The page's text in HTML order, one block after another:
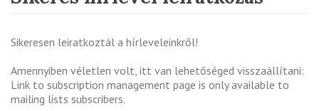
Sikeresen leiratkoztál a hírleveleinkről!
Amennyiben véletlen volt, itt van lehetőséged visszaállítani:
Link to subscription management page is only available to
mailing lists subscribers.